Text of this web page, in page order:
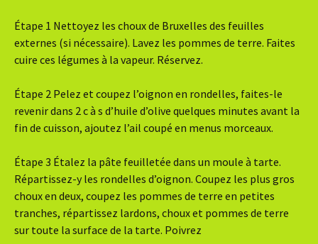
Étape 1 Nettoyez les choux de Bruxelles des feuilles
externes (si nécessaire). Lavez les pommes de terre. Faites
cuire ces légumes à la vapeur. Réservez.
Étape 2 Pelez et coupez l’oignon en rondelles, faites-le
revenir dans 2 c à s d’huile d’olive quelques minutes avant la
fin de cuisson, ajoutez l’ail coupé en menus morceaux.
Étape 3 Étalez la pâte feuilletée dans un moule à tarte.
Répartissez-y les rondelles d’oignon. Coupez les plus gros
choux en deux, coupez les pommes de terre en petites
tranches, répartissez lardons, choux et pommes de terre
sur toute la surface de la tarte. Poivrez